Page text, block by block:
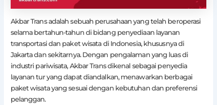
Akbar Trans adalah sebuah perusahaan yang telah beroperasi
selama bertahun-tahun di bidang penyediaan layanan
transportasi dan paket wisata di Indonesia, khususnya di
Jakarta dan sekitarnya. Dengan pengalaman yang luas di
industri pariwisata, Akbar Trans dikenal sebagai penyedia
layanan tur yang dapat diandalkan, menawarkan berbagai
paket wisata yang sesuai dengan kebutuhan dan preferensi
pelanggan.